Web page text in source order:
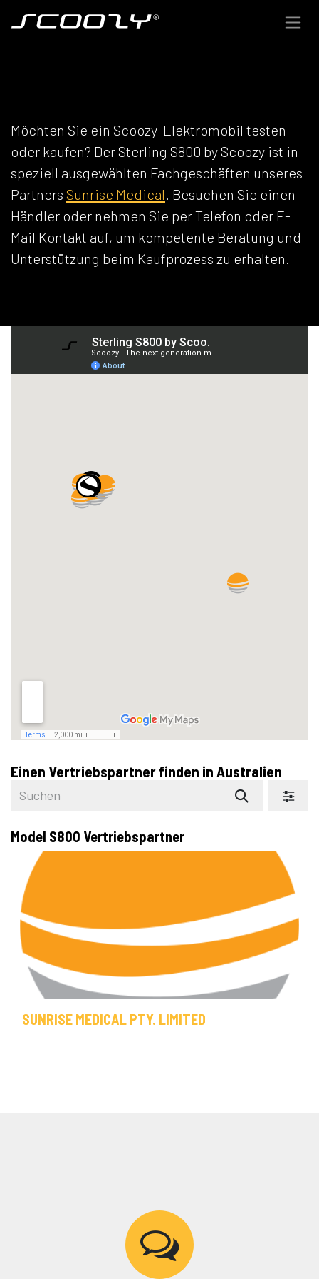
Möchten Sie ein Scoozy-Elektromobil testen
oder kaufen? Der Sterling S800 by Scoozy ist in
speziell ausgewählten Fachgeschäften unseres
Partners Sunrise Medical. Besuchen Sie einen
Händler oder nehmen Sie per Telefon oder E-
Mail Kontakt auf, um kompetente Beratung und
Unterstützung beim Kaufprozess zu erhalten.
Einen Vertriebspartner finden in Australien
Model S800 Vertriebspartner
SUNRISE MEDICAL PTY. LIMITED